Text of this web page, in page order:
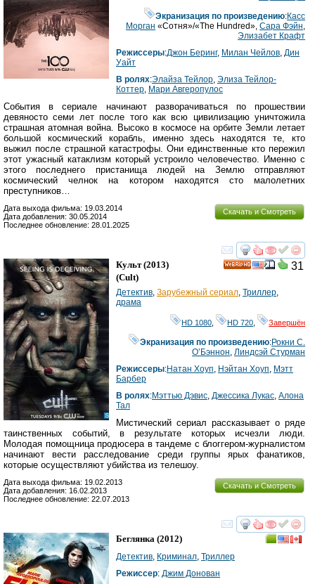
Экранизация по произведению:Касс
Морган «Сотня»/«The Hundred»,Сара Фэйн,
Элизабет Крафт
Режиссеры:Джон Беринг, Милан Чейлов, Дин
Уайт
В ролях:Элайза Тейлор, Элиза Тейлор-
Коттер, Мари Авгеропулос
События в сериале начинают разворачиваться по прошествии
девяносто семи лет после того как всю цивилизацию уничтожила
страшная атомная война. Высоко в космосе на орбите Земли летает
большой космический корабль, именно здесь находятся те, кто
выжил после страшной катастрофы. Они единственные кто пережил
этот ужасный катаклизм который устроило человечество. Именно с
этого последнего пристанища людей на Землю отправляют
космический челнок на котором находятся сто малолетних
преступников…
Скачать и Смотреть
Дата выхода фильма: 19.03.2014
Дата добавления: 30.05.2014
Последнее обновление: 28.01.2025
смотреть
31
Культ(2013)
(Cult)
Детектив, Зарубежный сериал, Триллер,
драма
HD 1080 HD 720 Завершён
Экранизация по произведению:Рокни С.
О’Бэннон,Линдсэй Стурман
Режиссеры:Натан Хоуп, Нэйтан Хоуп, Мэтт
Барбер
В ролях:Мэттью Дэвис, Джессика Лукас, Алона
Тал
Мистический сериал рассказывает о ряде
таинственных событий, в результате которых исчезли люди.
Молодая помощница продюсера в тандеме с блоггером-журналистом
начинают вести расследование среди группы ярых фанатиков,
которые осуществляют убийства из телешоу.
Скачать и Смотреть
Дата выхода фильма: 19.02.2013
Дата добавления: 16.02.2013
Последнее обновление: 22.07.2013
смотреть
Беглянка (2012)
Детектив Криминал Триллер
Режиссер: Джим Донован